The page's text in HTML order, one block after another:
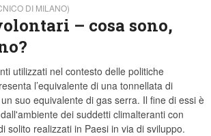
DI MILANO)
– cosa sono,
utilizzati nel contesto delle politiche
l’equivalente di una tonnellata di
un suo equivalente di gas serra. Il fine di essi è
dei suddetti climalteranti con
solito realizzati in Paesi in via di sviluppo.